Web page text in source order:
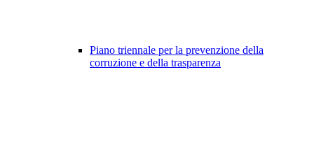
Piano triennale per la prevenzione della
corruzione e della trasparenza